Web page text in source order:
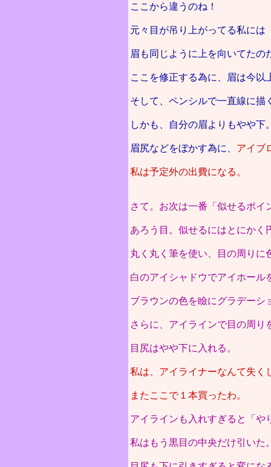
ここから違うのね！
元々目が吊り上がってる私には
眉も同じように上を向いてたの
ここを修正する為に、眉は今以
そして、ペンシルで一直線に描
しかも、自分の眉よりもやや下
眉尻などをぼかす為に、 アイブ
私は予定外の出費になる。
さて。お次は一番「似せるポイ
あろう目。似せるにはとにかく
丸く丸く筆を使い、目の周りに
白のアイシャドウでアイホール
ブラウンの色を瞼にグラデーシ
さらに、アイラインで目の周り
目尻はやや下に入れる。
私は、アイライナーなんて失く
またここで１本買ったわ。
アイラインも入れすぎると「や
私はもう黒目の中央だけ引いた